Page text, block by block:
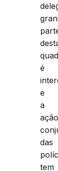
é
e
a
das
tem